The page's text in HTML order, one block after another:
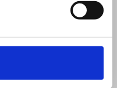
med andre: